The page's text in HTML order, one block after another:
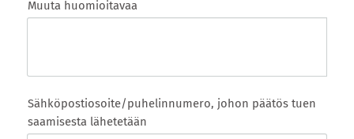
Muuta huomioitavaa
Sähköpostiosoite/puhelinnumero, johon päätös tuen
saamisesta lähetetään